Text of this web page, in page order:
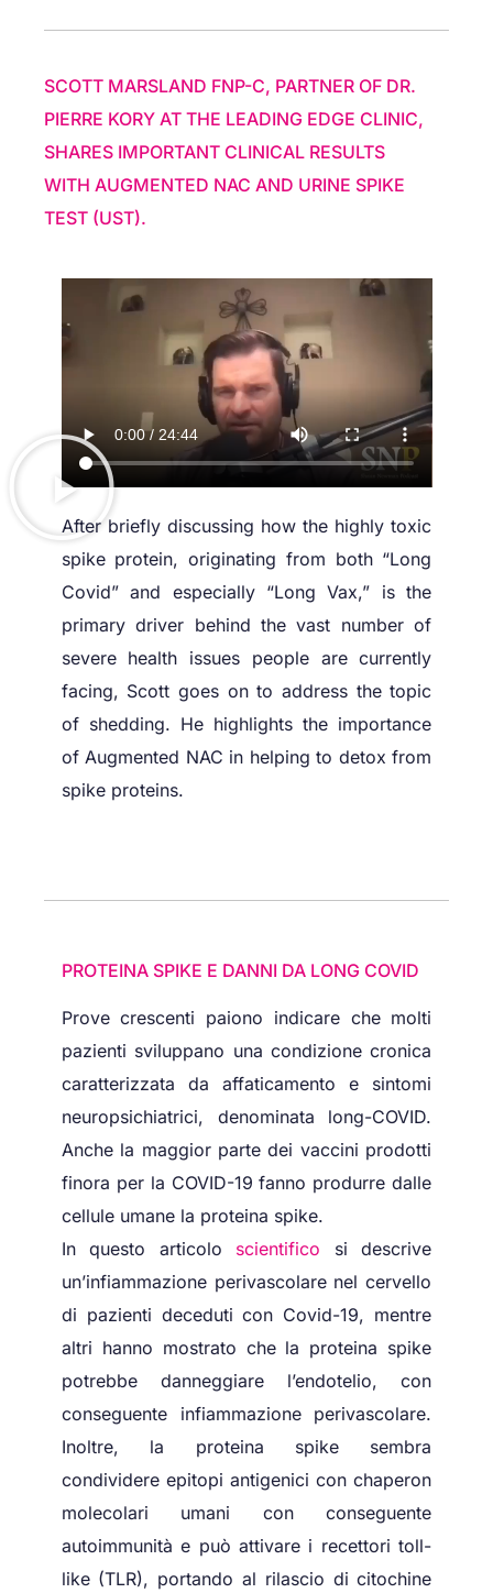
SCOTT MARSLAND FNP-C, PARTNER OF DR.
PIERRE KORY AT THE LEADING EDGE CLINIC,
SHARES IMPORTANT CLINICAL RESULTS
WITH AUGMENTED NAC AND URINE SPIKE
TEST (UST).
After briefly discussing how the highly toxic
spike protein, originating from both “Long
Covid” and especially “Long Vax,” is the
primary driver behind the vast number of
severe health issues people are currently
facing, Scott goes on to address the topic
of shedding. He highlights the importance
of Augmented NAC in helping to detox from
spike proteins.
PROTEINA SPIKE E DANNI DA LONG COVID
Prove crescenti paiono indicare che molti
pazienti sviluppano una condizione cronica
caratterizzata da affaticamento e sintomi
neuropsichiatrici, denominata long-COVID.
Anche la maggior parte dei vaccini prodotti
finora per la COVID-19 fanno produrre dalle
cellule umane la proteina spike.
In questo articolo scientifico si descrive
un’infiammazione perivascolare nel cervello
di pazienti deceduti con Covid-19, mentre
altri hanno mostrato che la proteina spike
potrebbe danneggiare l’endotelio, con
conseguente infiammazione perivascolare.
Inoltre, la proteina spike sembra
condividere epitopi antigenici con chaperon
molecolari umani con conseguente
autoimmunità e può attivare i recettori toll-
like (TLR), portando al rilascio di citochine